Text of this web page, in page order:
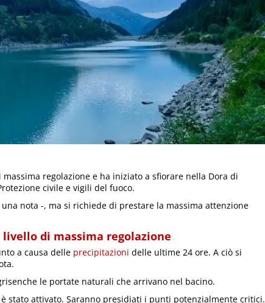
regolazione e ha iniziato a sfiorare nella Dora di
civile e vigili del fuoco.
nota -, ma si richiede di prestare la massima attenzione
di massima regolazione
a causa delle precipitazioni delle ultime 24 ore. A ciò si
le portate naturali che arrivano nel bacino.
stato attivato. Saranno presidiati i punti potenzialmente critici.